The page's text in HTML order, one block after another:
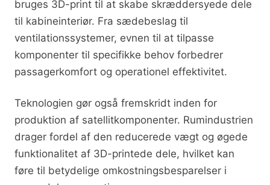
bruges 3D-print til at skabe skræddersyede dele
til kabineinteriør. Fra sædebeslag til
ventilationssystemer, evnen til at tilpasse
komponenter til specifikke behov forbedrer
passagerkomfort og operationel effektivitet.
Teknologien gør også fremskridt inden for
produktion af satellitkomponenter. Rumindustrien
drager fordel af den reducerede vægt og øgede
funktionalitet af 3D-printede dele, hvilket kan
føre til betydelige omkostningsbesparelser i